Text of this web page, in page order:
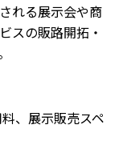
れる展示会や商
スの販路開拓・
、展示販売スペ